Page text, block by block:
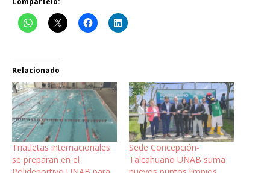
Relacionado
Triatletas internacionales
se preparan en el
Sede Concepción-
Talcahuano UNAB suma